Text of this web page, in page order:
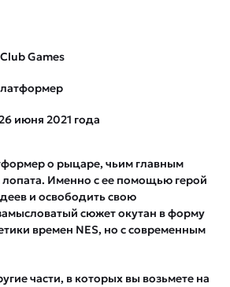
Games
июня 2021 года
о рыцаре, чьим главным
Именно с ее помощью герой
и освободить свою
сюжет окутан в форму
времен NES, но с современным
части, в которых вы возьмете на